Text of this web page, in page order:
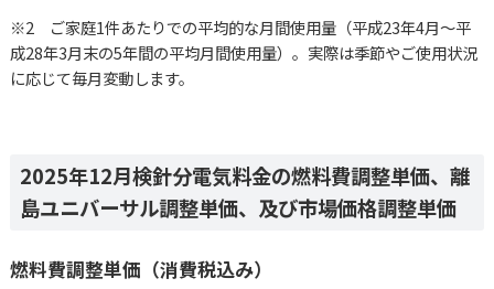
※2 ご家庭1件あたりでの平均的な月間使用量（平成23年4月～平
成28年3月末の5年間の平均月間使用量）。実際は季節やご使用状況
に応じて毎月変動します。
2025年12月検針分電気料金の燃料費調整単価、離
島ユニバーサル調整単価、及び市場価格調整単価
燃料費調整単価（消費税込み）